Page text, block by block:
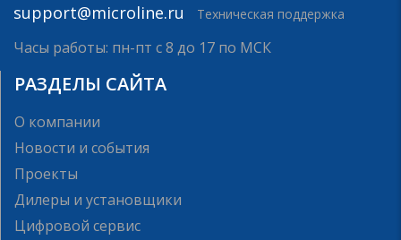
support@microline.ru Техническая поддержка
Часы работы: пн-пт с 8 до 17 по МСК
РАЗДЕЛЫ САЙТА
О компании
Новости и события
Проекты
Дилеры и установщики
Цифровой сервис